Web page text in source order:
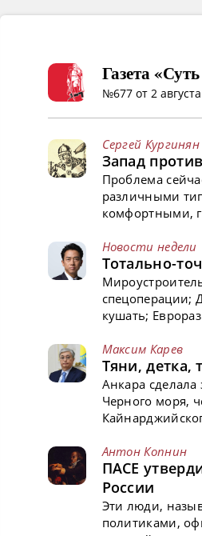
Газета
№677 от 2
Сергей Кургинян
Запад
Проблема
различными
комфортными,
Новости недели
Тотально-
спецоперации;
кушать;
Максим Карев
Тяни, детка,
Анкара
Черного моря,
Антон Копнин
ПАСЕ
России
Эти люди,
политиками,